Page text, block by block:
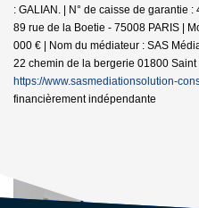
: GALIAN. | N° de caisse de garantie
89 rue de la Boetie - 75008 PARIS |
000 € | Nom du médiateur : SAS
22 chemin de la bergerie 01800
https://www.sasmediationsolution-
financièrement indépendante